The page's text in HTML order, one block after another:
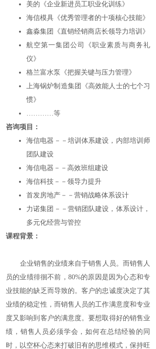
美的《企业新进员工职业化训练》
海信模具《优秀管理者的十项核心技能》
鑫淼集团《直销经销商店长领导力培训》
航空第一集团公司《职业素质与商务礼
仪》
格兰富水泵《把握关键与压力管理》
上海锅炉制造集团《高效能人士的七个习
惯》
…………等
咨询项目：
海信电器－－培训体系建设，内部培训师
团队建设
海信电器－－高效班组建设
海信科技－－领导力提升
首发房地产－－营销战略体系设计
力诺集团－－营销团队建设，体系设计，
多元化经营与管控
课程背景：
企业销售的业绩来自于销售人员。而销售人
员的业绩徘徊不前，80%的原因是因为心态和专
业技能的缺乏而导致的。客户的忠诚度决定了其
业绩的稳定性，而销售人员的工作满意度和专业
度又影响到客户的满意度。要想取得好的销售业
绩，销售人员必须学会，如何在总结经验的同
时，以空杯心态来打破旧有的思维模式，保持旺